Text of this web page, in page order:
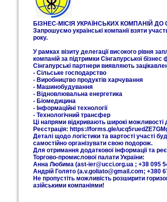
БІЗНЕС-МІСІЯ УКРАЇНСЬКИХ КОМПАНІЙ ДО
Запрошуємо українські компанії взяти
року.
У рамках візиту делегації високого рівня
компаній за підтримки Сінгапурської бізнес
Сінгапурські партнери виявляють
- Сільське господарство
- Виробництво продуктів харчування
- Машинобудування
- Відновлювальна енергетика
- Біомедицина
- Інформаційні технології
- Технологічний трансфер
Ці напрями відкривають широкі можливості
Реєстрація: https://forms.gle/
Деталі щодо логістики та вартості участі
самостійно організувати свою подорож.
Для отримання додаткової інформації та
Торгово-промислової палати України:
Анна Любима (ast-ier@ucci.org.ua ; +38 095
Андрій Голято (a.v.goliato@gmail.com; +380
Не пропустіть можливість розширити
азійськими компаніями!